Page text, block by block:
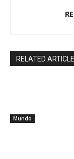
RELATED
Mundo